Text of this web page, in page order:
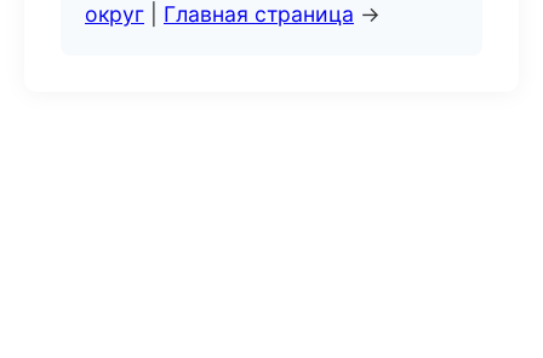
округ
Главная страница →